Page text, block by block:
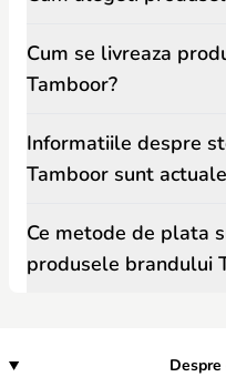
Cum se livreaza
Tamboor?
Informatiile despre
Tamboor sunt
Ce metode de plata
produsele brandului